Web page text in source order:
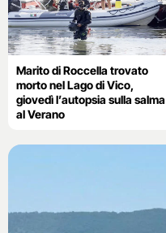
Marito di Roccella trovato
morto nel Lago di Vico,
giovedì l’autopsia sulla salma
al Verano